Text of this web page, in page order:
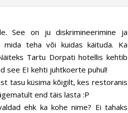
See on ju diskrimineerimine ja
mida teha või kuidas käituda. Ka
Tartu Dorpati hotellis kehtib
see EI kehti juhtkoerte puhul!
tasu küsima kõigilt, kes restoranis
end täis lasta :P
ehk ka kohe nime? Ei tahaks